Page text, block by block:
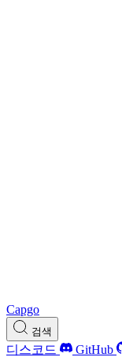
Capgo
검색
디스코드
GitHub